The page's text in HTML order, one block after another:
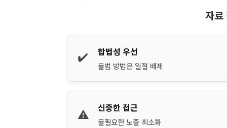
자료
✔️ 합법성 우선
불법 방법은 일절 배제
⚠️ 신중한 접근
불필요한 노출 최소화